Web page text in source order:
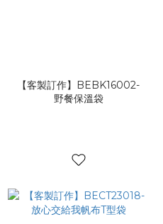
【客製訂作】BEBK16002-
野餐保溫袋